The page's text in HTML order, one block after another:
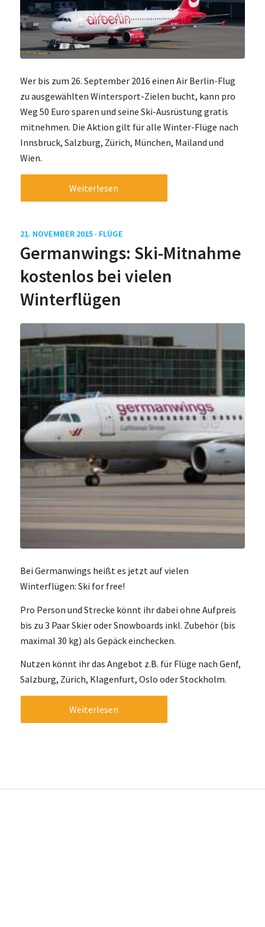
Wer bis zum 26. September 2016 einen Air Berlin-Flug
zu ausgewählten Wintersport-Zielen bucht, kann pro
Weg 50 Euro sparen und seine Ski-Ausrüstung gratis
mitnehmen. Die Aktion gilt für alle Winter-Flüge nach
Innsbruck, Salzburg, Zürich, München, Mailand und
Wien.
Weiterlesen
21. NOVEMBER 2015 · FLÜGE
Germanwings: Ski-Mitnahme
kostenlos bei vielen
Winterflügen
Bei Germanwings heißt es jetzt auf vielen
Winterflügen: Ski for free!
Pro Person und Strecke könnt ihr dabei ohne Aufpreis
bis zu 3 Paar Skier oder Snowboards inkl. Zubehör (bis
maximal 30 kg) als Gepäck einchecken.
Nutzen könnt ihr das Angebot z.B. für Flüge nach Genf,
Salzburg, Zürich, Klagenfurt, Oslo oder Stockholm.
Weiterlesen